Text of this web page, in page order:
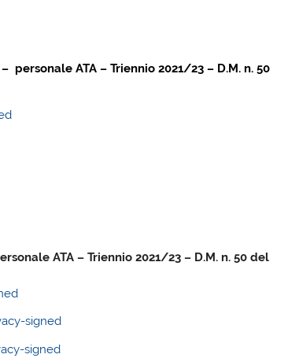
ATA – Triennio 2021/23 – D.M. n. 50
ATA – Triennio 2021/23 – D.M. n. 50 del
signed
signed